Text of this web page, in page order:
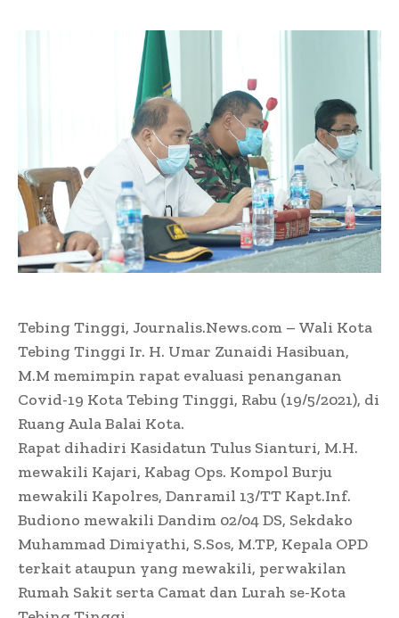
Tebing Tinggi, Journalis.News.com – Wali Kota
Tebing Tinggi Ir. H. Umar Zunaidi Hasibuan,
M.M memimpin rapat evaluasi penanganan
Covid-19 Kota Tebing Tinggi, Rabu (19/5/2021), di
Ruang Aula Balai Kota.
Rapat dihadiri Kasidatun Tulus Sianturi, M.H.
mewakili Kajari, Kabag Ops. Kompol Burju
mewakili Kapolres, Danramil 13/TT Kapt.Inf.
Budiono mewakili Dandim 02/04 DS, Sekdako
Muhammad Dimiyathi, S.Sos, M.TP, Kepala OPD
terkait ataupun yang mewakili, perwakilan
Rumah Sakit serta Camat dan Lurah se-Kota